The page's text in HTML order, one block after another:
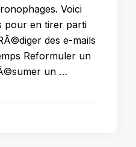
Voici
pour en tirer parti
des e-mails
Reformuler un
un …